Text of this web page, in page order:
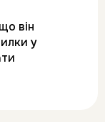
він
у